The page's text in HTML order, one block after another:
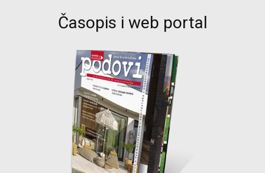
Časopis i web portal